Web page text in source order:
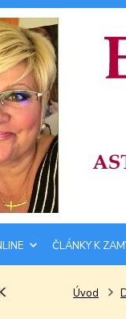
ČLÁNKY K
Úvod